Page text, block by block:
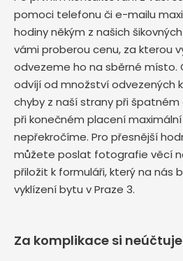
pomoci telefonu či e-mailu
hodiny někým z našich
vámi proberou cenu, za kterou
odvezeme ho na sběrné místo.
odvíjí od množství odvezených
chyby z naší strany při
při konečném placení
nepřekročíme. Pro přesnější
můžete poslat fotografie věcí
přiložit k formuláři, který na nás
vyklízení bytu v Praze 3.
Za komplikace si